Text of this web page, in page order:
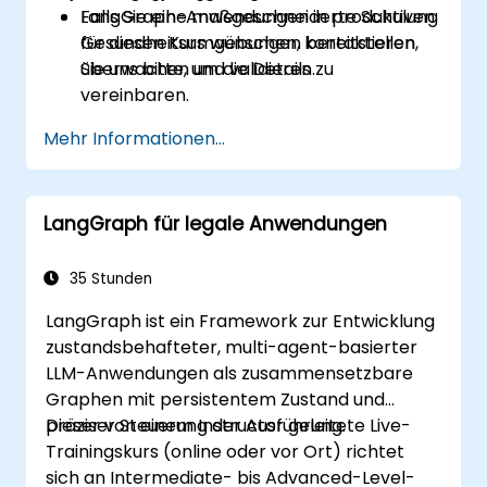
LangGraph-Anwendungen in produktiven
Gesundheitsumgebungen bereitstellen,
überwachen und validieren.
Falls Sie eine maßgeschneiderte Schulung
für diesen Kurs wünschen, kontaktieren
Sie uns bitte, um die Details zu
vereinbaren.
Mehr Informationen...
LangGraph für legale Anwendungen
35 Stunden
LangGraph ist ein Framework zur Entwicklung
zustandsbehafteter, multi-agent-basierter
LLM-Anwendungen als zusammensetzbare
Graphen mit persistentem Zustand und
präziser Steuerung der Ausführung.
Dieser von einem Instructor geleitete Live-
Trainingskurs (online oder vor Ort) richtet
sich an Intermediate- bis Advanced-Level-